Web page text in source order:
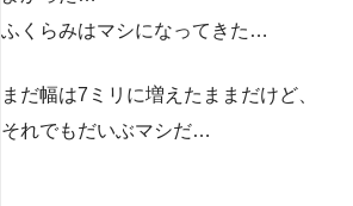
ふくらみはマシになってきた…
まだ幅は7ミリに増えたままだけど、
それでもだいぶマシだ…